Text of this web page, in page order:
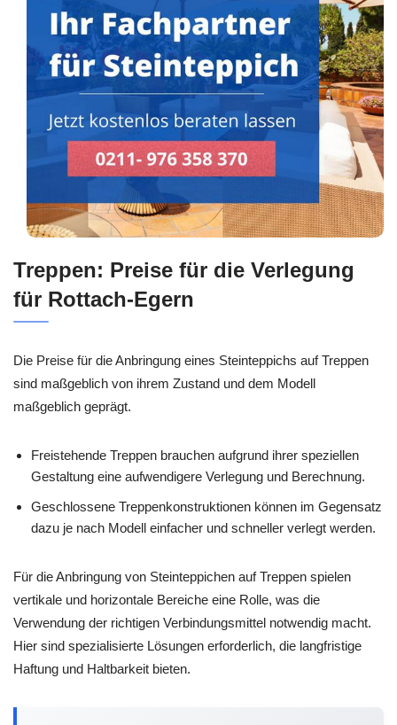
Treppen: Preise für die Verlegung
für Rottach-Egern
Die Preise für die Anbringung eines Steinteppichs auf Treppen
sind maßgeblich von ihrem Zustand und dem Modell
maßgeblich geprägt.
Freistehende Treppen brauchen aufgrund ihrer speziellen
Gestaltung eine aufwendigere Verlegung und Berechnung.
Geschlossene Treppenkonstruktionen können im Gegensatz
dazu je nach Modell einfacher und schneller verlegt werden.
Für die Anbringung von Steinteppichen auf Treppen spielen
vertikale und horizontale Bereiche eine Rolle, was die
Verwendung der richtigen Verbindungsmittel notwendig macht.
Hier sind spezialisierte Lösungen erforderlich, die langfristige
Haftung und Haltbarkeit bieten.